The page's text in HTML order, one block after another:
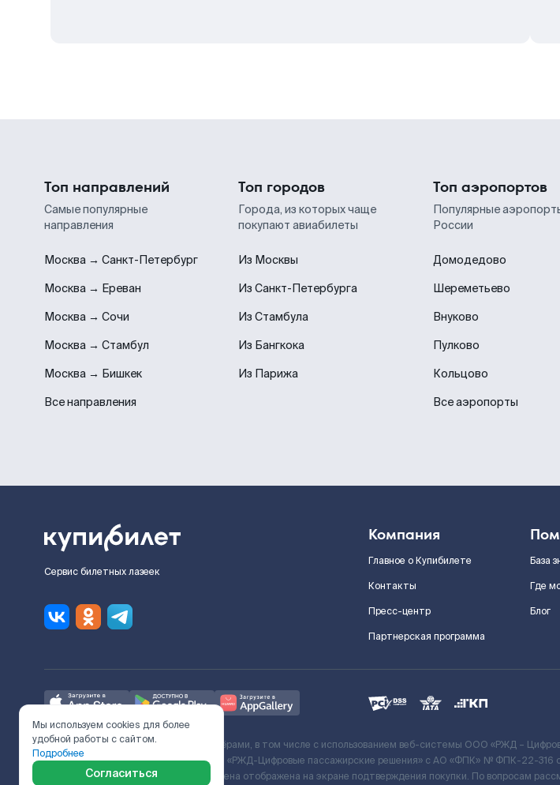
Топ направлений
Самые популярные
направления
Москва → Санкт-Петербург
Москва → Ереван
Москва → Сочи
Москва → Стамбул
Москва → Бишкек
Все направления
Топ городов
Города, из которых чаще
покупают авиабилеты
Из Москвы
Из Санкт-Петербурга
Из Стамбула
Из Бангкока
Из Парижа
Топ аэропортов
Популярные
России
Домодедово
Шереметьево
Внуково
Пулково
Кольцово
Все аэропорты
Сервис билетных лазеек
Компания
Главное о Купибилете
Контакты
Пресс-центр
Партнерская программа
База
Где
Блог
Ж/Д билеты предоставляются партнёрами, в том числе с использованием веб-системы ООО «РЖД –
с Поставщиком услуг и Договора ООО «РЖД-Цифровые пассажирские решения» c АО «ФПК» № ФПК-22-316
включает сервисный сбор. Итоговая цена отображена на экране подтверждения покупки. По вопросам
Мы используем cookies для более
удобной работы с сайтом.
Подробнее
Согласиться